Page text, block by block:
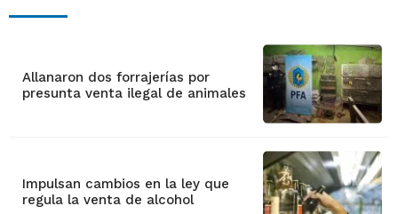
Allanaron dos forrajerías por
presunta venta ilegal de animales
Impulsan cambios en la ley que
regula la venta de alcohol